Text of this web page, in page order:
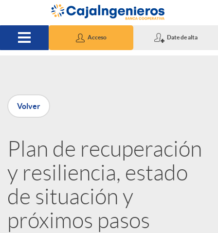
Saltar al contenido principal
Acceso Date de alta
P
u
b
l
i
Volver
Plan de recuperación
y resiliencia, estado
de situación y
próximos pasos